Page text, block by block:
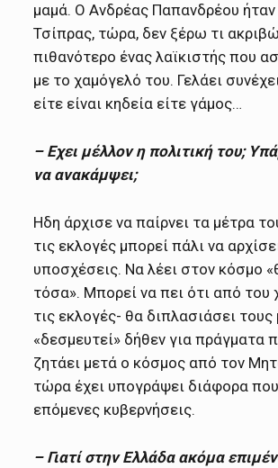
μαμά. Ο Ανδρέας Παπανδρέου ήταν
Τσίπρας, τώρα, δεν ξέρω τι
πιθανότερο ένας λαϊκιστής που
με το χαμόγελό του. Γελάει
είτε είναι κηδεία είτε γάμος…
– Εχει μέλλον η πολιτική του;
να ανακάμψει;
Ηδη άρχισε να παίρνει τα μέτρα
τις εκλογές μπορεί πάλι να
υποσχέσεις. Να λέει στον κόσμο
τόσα». Μπορεί να πει ότι από του
τις εκλογές- θα διπλασιάσει
«δεσμευτεί» δήθεν για πράγματα
ζητάει μετά ο κόσμος από τον
τώρα έχει υπογράψει διάφορα
επόμενες κυβερνήσεις.
– Γιατί στην Ελλάδα ακόμα